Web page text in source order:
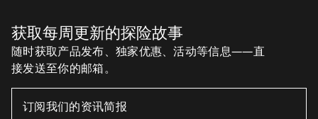
获取每周更新的探险故事
随时获取产品发布、独家优惠、活动等信息——直
接发送至你的邮箱。